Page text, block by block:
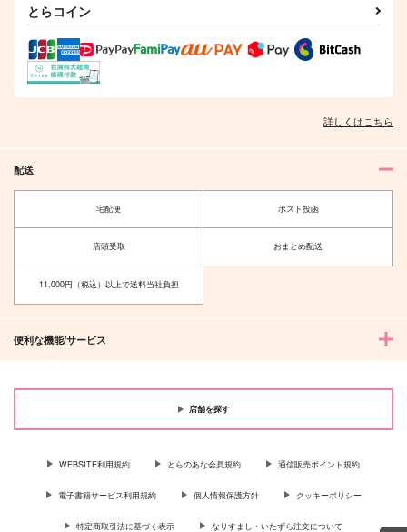
夫婦日和#1211
くちひげ
737円（税込）
千×百
ykmm collection
歩幅3cm
千×百
今日もふたりで
Pug.
大神万理
サンプル
主菜
理由を聞かせてよ
SPECIAL TRUCK
二階堂大和×千
ヨコタテ
とらコイン
詳しくはこちら
配送
宅配便 ポスト投函
店頭受取 おまとめ配送
11,000円（税込）以上で送料当社負担
便利な機能/サービス
店舗を探す
WEBSITE利用規約 とらのあな会員規約 通信販売ポイント規約
電子書籍サービス利用規約 個人情報保護方針 クッキーポリシー
特定商取引法に基づく表示 なりすまし・いたずら注文について